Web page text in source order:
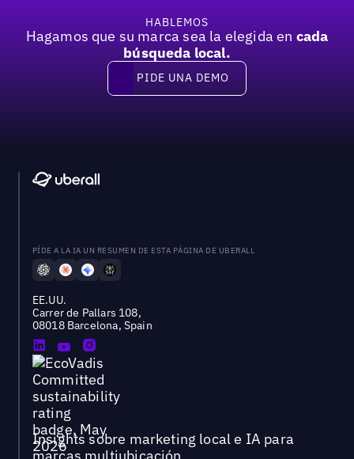
HABLEMOS
Hagamos que su marca sea la elegida en cada
búsqueda local.
Pide una demo
PIDE UNA DEMO
PÍDE A LA IA UN RESUMEN DE ESTA PÁGINA DE UBERALL
EE.UU.
Carrer de Pallars 108,
08018 Barcelona, Spain
Insights sobre marketing local e IA para